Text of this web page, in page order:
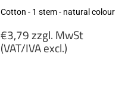
Cotton - 1 stem - natural colour
Regular
price
€3,79 zzgl. MwSt
(VAT/IVA excl.)